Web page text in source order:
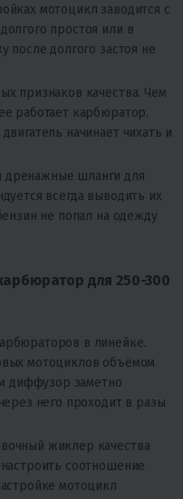
мотоцикл заводится с
простоя или в
после долгого застоя не
признаков качества. Чем
работает карбюратор.
начинает чихать и
дренажные шланги для
всегда выводить их
не попал на одежду
для 250-300
в линейке.
мотоциклов объёмом
диффузор заметно
него проходит в разы
жиклер качества
соотношение
мотоцикл